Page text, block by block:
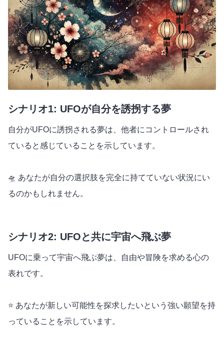
シナリオ1: UFOが自分を誘拐する夢
自分がUFOに誘拐される夢は、他者にコントロールされ
ていると感じていることを示しています。
🛸 あなたが自分の選択肢を完全に持てていない状況にい
るのかもしれません。
シナリオ2: UFOと共に宇宙へ飛ぶ夢
UFOに乗って宇宙へ飛ぶ夢は、自由や冒険を求める心の
表れです。
⭐️ あなたが新しい可能性を探求したいという強い願望を持
っていることを示しています。